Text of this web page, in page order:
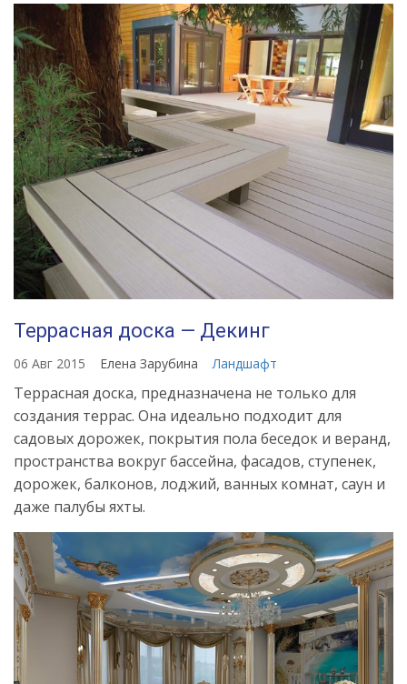
Террасная доска — Декинг
06 Авг 2015 Елена Зарубина Ландшафт
Террасная доска, предназначена не только для
создания террас. Она идеально подходит для
садовых дорожек, покрытия пола беседок и веранд,
пространства вокруг бассейна, фасадов, ступенек,
дорожек, балконов, лоджий, ванных комнат, саун и
даже палубы яхты.